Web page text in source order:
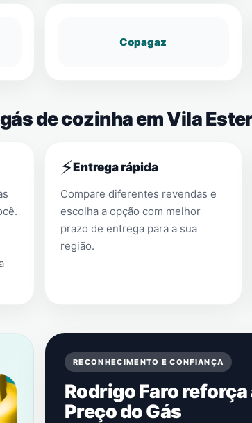
Copagaz
de cozinha em Vila
⚡Entrega rápida
Compare diferentes revendas e
escolha a opção com melhor
prazo de entrega para a sua
região.
RECONHECIMENTO E CONFIANÇA
Rodrigo Faro
Preço do Gás